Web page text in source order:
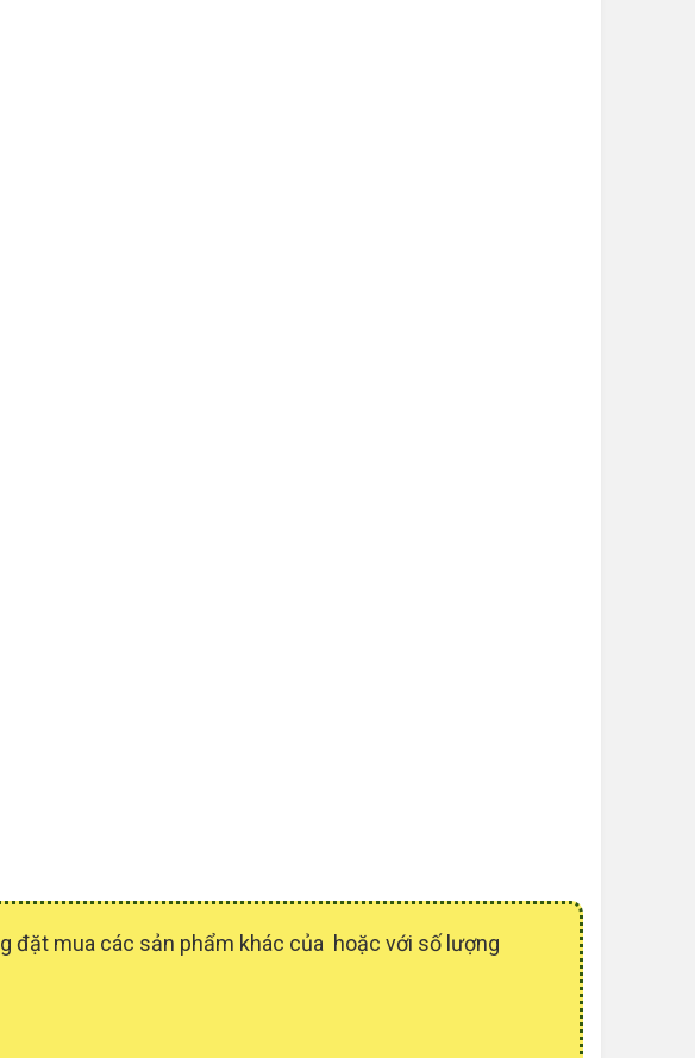
đặt mua các sản phẩm khác của hoặc với số lượng